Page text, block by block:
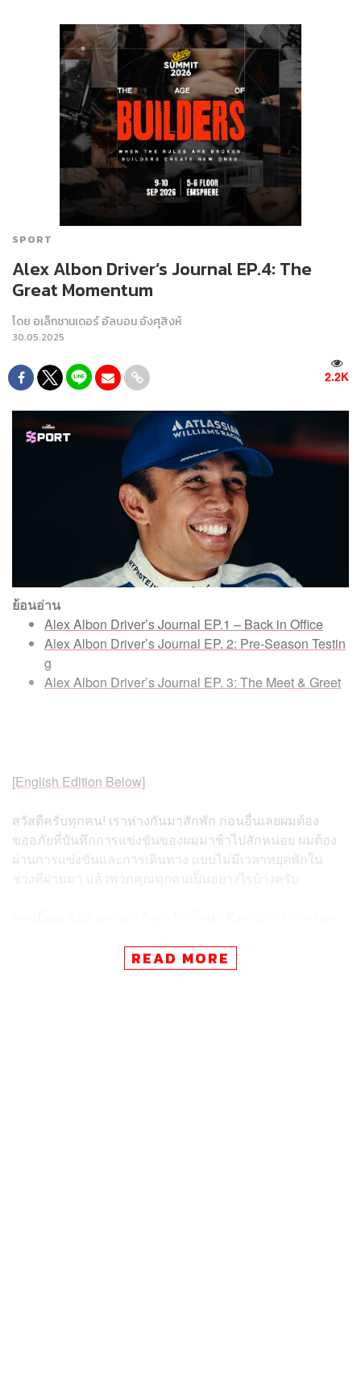
SPORT
Alex Albon Driver’s Journal EP.4: The
Great Momentum
โดย อเล็กซานเดอร์ อัลบอน อังศุสิงห์
30.05.2025
2.2K
ย้อนอ่าน
Alex Albon Driver’s Journal EP.1 – Back in Office
Alex Albon Driver’s Journal EP. 2: Pre-Season Testin
g
Alex Albon Driver’s Journal EP. 3: The Meet & Greet
[English Edition Below]
สวัสดีครับทุกคน! เราห่างกันมาสักพัก ก่อนอื่นเลยผมต้อง
ขออภัยที่บันทึกการแข่งขันของผมมาช้าไปสักหน่อย ผมต้อง
ผ่านการแข่งขันและการเดินทาง แบบไม่มีเวลาหยุดพักใน
ช่วงที่ผ่านมา แล้วพวกคุณทุกคนเป็นอย่างไรบ้างครับ
เราก็ทำผลงานได้ดีอย่างต่อเนื่องนับตั้งแต่ที่ผมเขียนบันทึกนัก
READ MORE